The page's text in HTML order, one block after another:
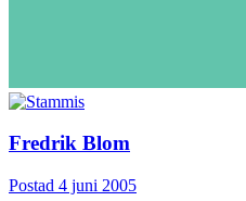
Fredrik Blom
Postad 4 juni 2005